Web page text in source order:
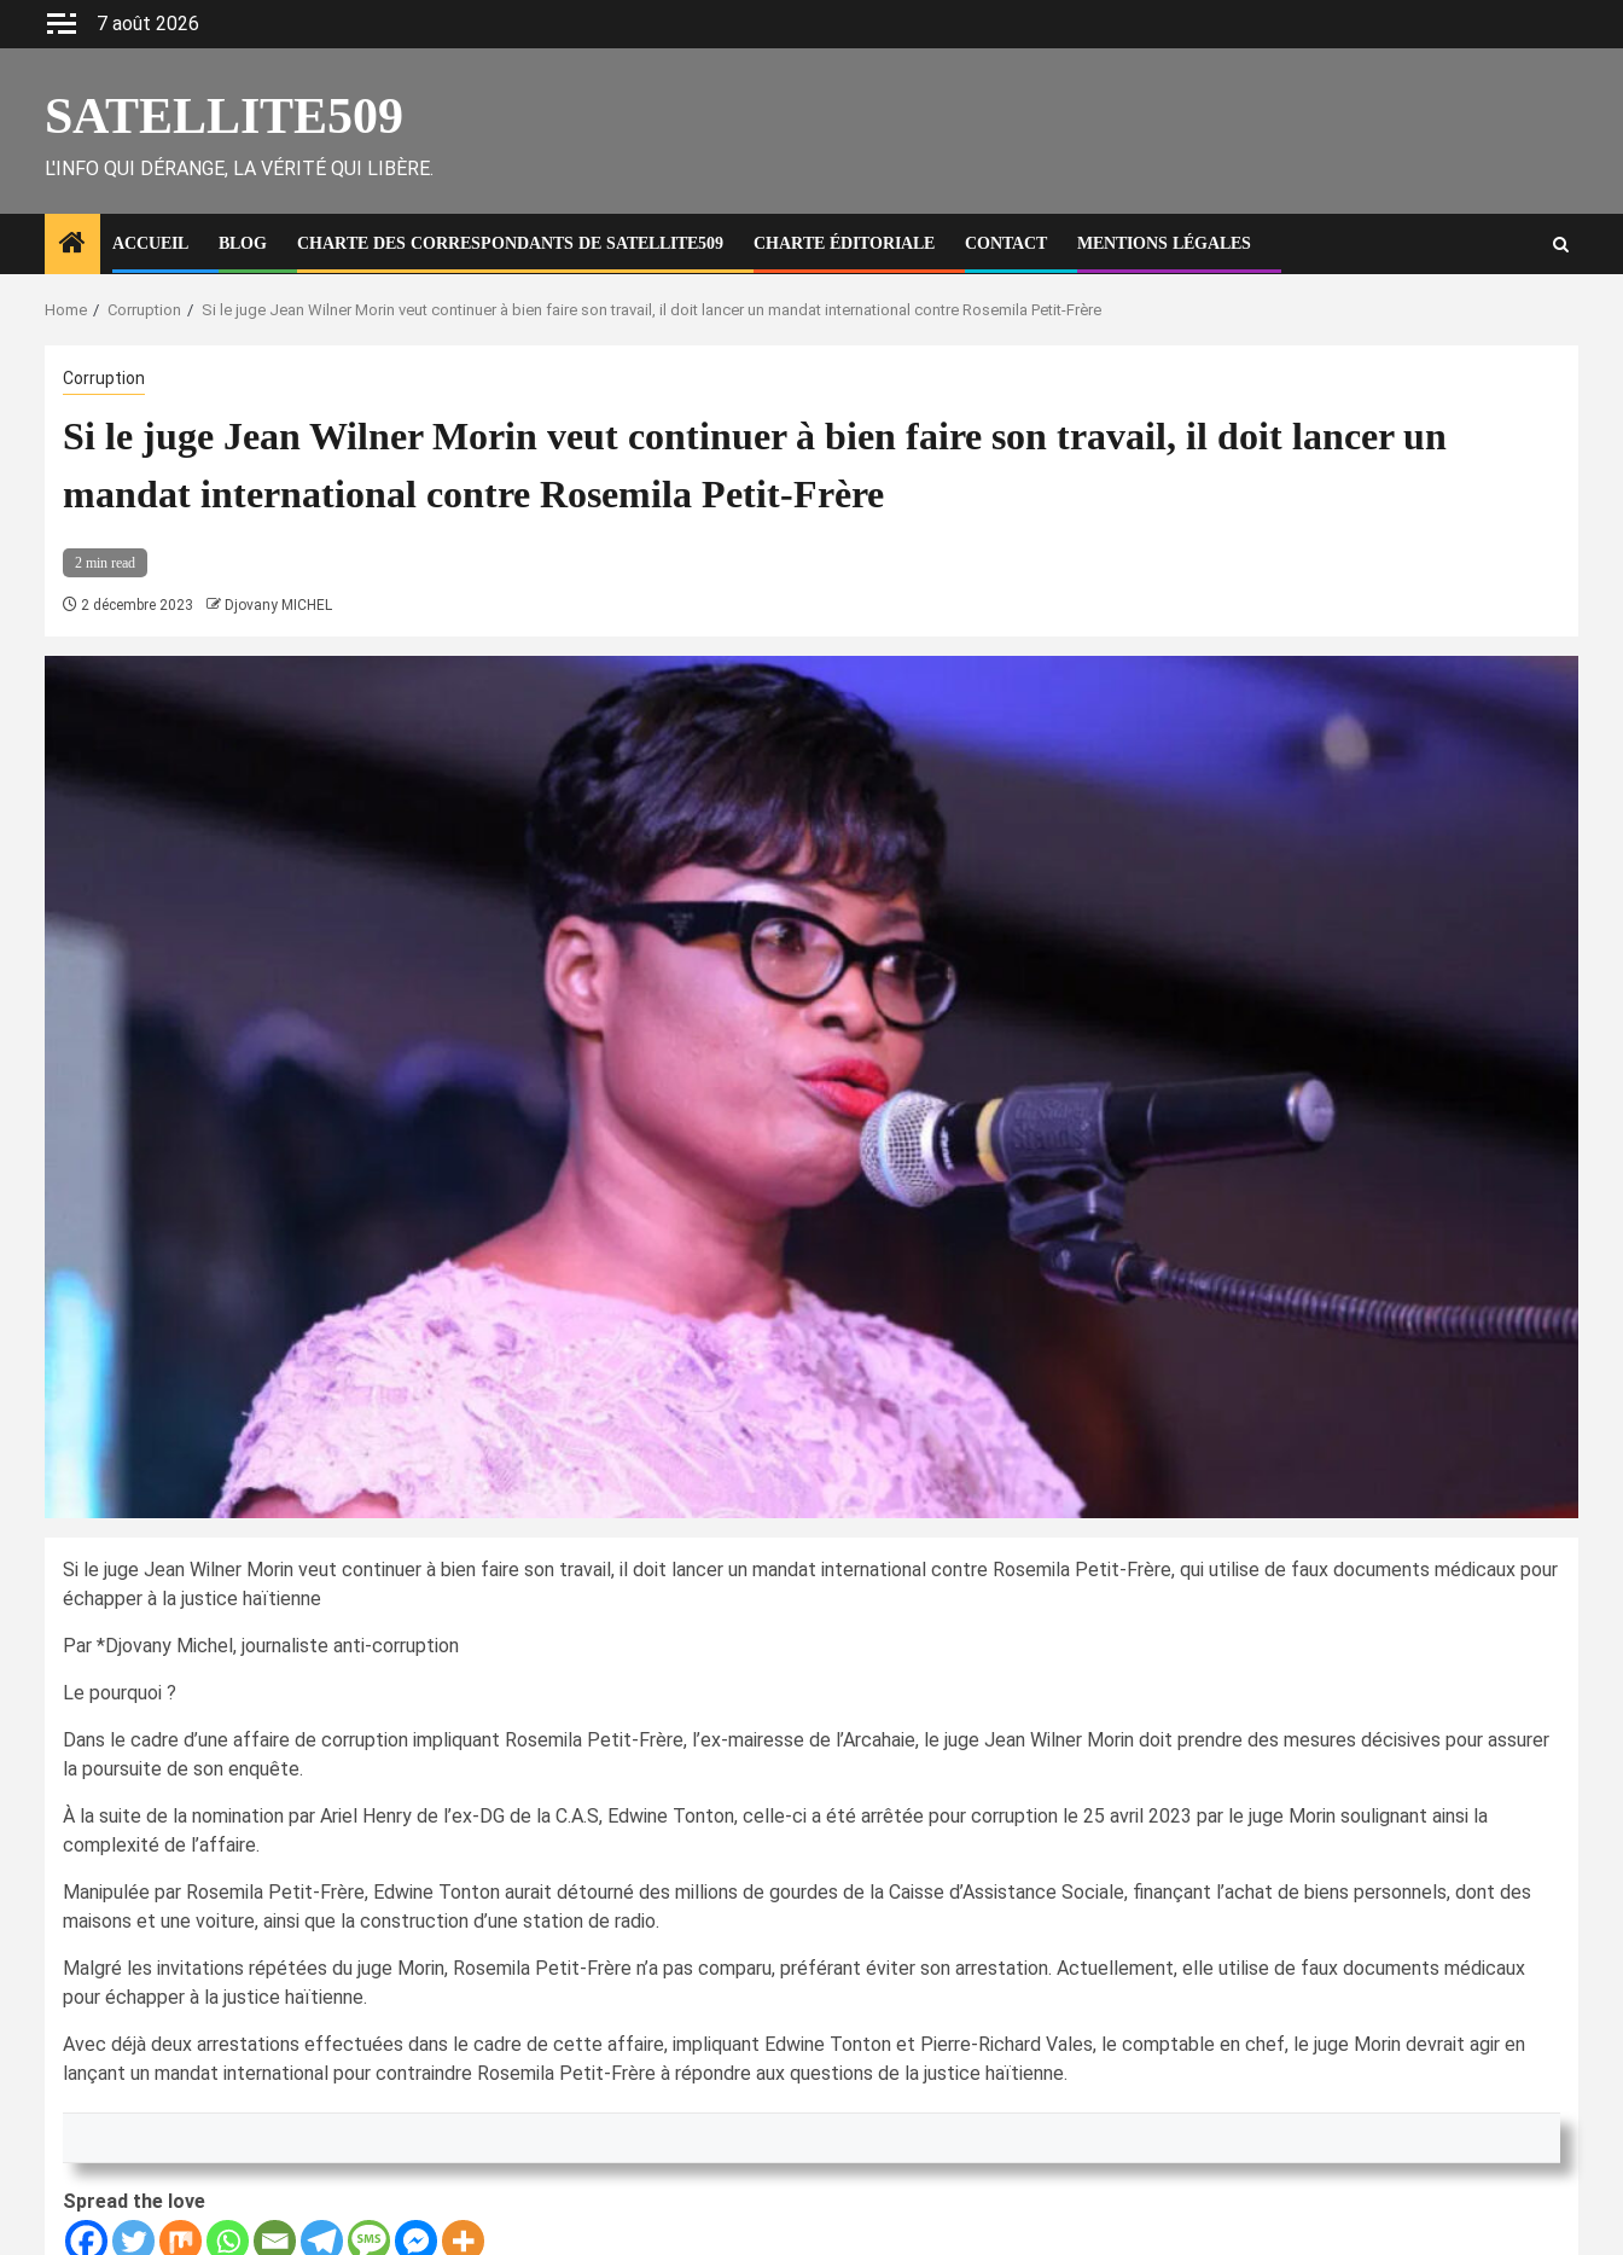
7 août 2026
SATELLITE509
L'INFO QUI DÉRANGE, LA VÉRITÉ QUI LIBÈRE.
ACCUEIL BLOG CHARTE DES CORRESPONDANTS DE SATELLITE509 CHARTE ÉDITORIALE CONTACT MENTIONS LÉGALES
Home Corruption Si le juge Jean Wilner Morin veut continuer à bien faire son travail, il doit lancer un mandat international contre Rosemila Petit-Frère
Corruption
Si le juge Jean Wilner Morin veut continuer à bien faire son travail, il doit lancer un
mandat international contre Rosemila Petit-Frère
2 min read
2 décembre 2023 Djovany MICHEL
Si le juge Jean Wilner Morin veut continuer à bien faire son travail, il doit lancer un mandat international contre Rosemila Petit-Frère, qui utilise de faux documents médicaux pour
échapper à la justice haïtienne
Par *Djovany Michel, journaliste anti-corruption
Le pourquoi ?
Dans le cadre d’une affaire de corruption impliquant Rosemila Petit-Frère, l’ex-mairesse de l’Arcahaie, le juge Jean Wilner Morin doit prendre des mesures décisives pour assurer
la poursuite de son enquête.
À la suite de la nomination par Ariel Henry de l’ex-DG de la C.A.S, Edwine Tonton, celle-ci a été arrêtée pour corruption le 25 avril 2023 par le juge Morin soulignant ainsi la
complexité de l’affaire.
Manipulée par Rosemila Petit-Frère, Edwine Tonton aurait détourné des millions de gourdes de la Caisse d’Assistance Sociale, finançant l’achat de biens personnels, dont des
maisons et une voiture, ainsi que la construction d’une station de radio.
Malgré les invitations répétées du juge Morin, Rosemila Petit-Frère n’a pas comparu, préférant éviter son arrestation. Actuellement, elle utilise de faux documents médicaux
pour échapper à la justice haïtienne.
Avec déjà deux arrestations effectuées dans le cadre de cette affaire, impliquant Edwine Tonton et Pierre-Richard Vales, le comptable en chef, le juge Morin devrait agir en
lançant un mandat international pour contraindre Rosemila Petit-Frère à répondre aux questions de la justice haïtienne.
Spread the love